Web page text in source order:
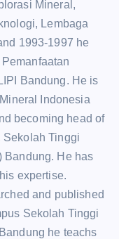
Mineral,
Lembaga
1993-1997 he
Bandung. He is
Indonesia
becoming head of
Sekolah Tinggi
Bandung. He has
expertise.
and published
Sekolah Tinggi
he teachs